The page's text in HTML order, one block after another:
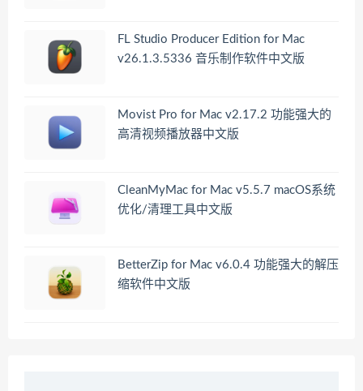
FL Studio Producer Edition for Mac
v26.1.3.5336 音乐制作软件中文版
Movist Pro for Mac v2.17.2 功能强大的
高清视频播放器中文版
CleanMyMac for Mac v5.5.7 macOS系统
优化/清理工具中文版
BetterZip for Mac v6.0.4 功能强大的解压
缩软件中文版